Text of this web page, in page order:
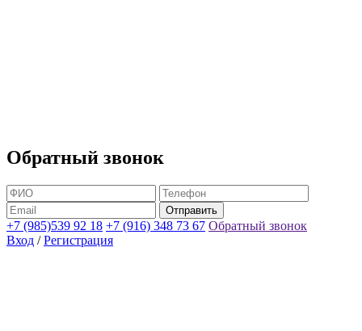
Обратный звонок
+7 (985)539 92 18 +7 (916) 348 73 67 Обратный звонок
Вход / Регистрация